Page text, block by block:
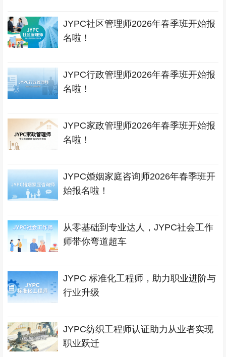
JYPC社区管理师2026年春季班开始报
名啦！
JYPC行政管理师2026年春季班开始报
名啦！
JYPC家政管理师2026年春季班开始报
名啦！
JYPC婚姻家庭咨询师2026年春季班开
始报名啦！
从零基础到专业达人，JYPC社会工作
师带你弯道超车
JYPC 标准化工程师，助力职业进阶与
行业升级
JYPC纺织工程师认证助力从业者实现
职业跃迁